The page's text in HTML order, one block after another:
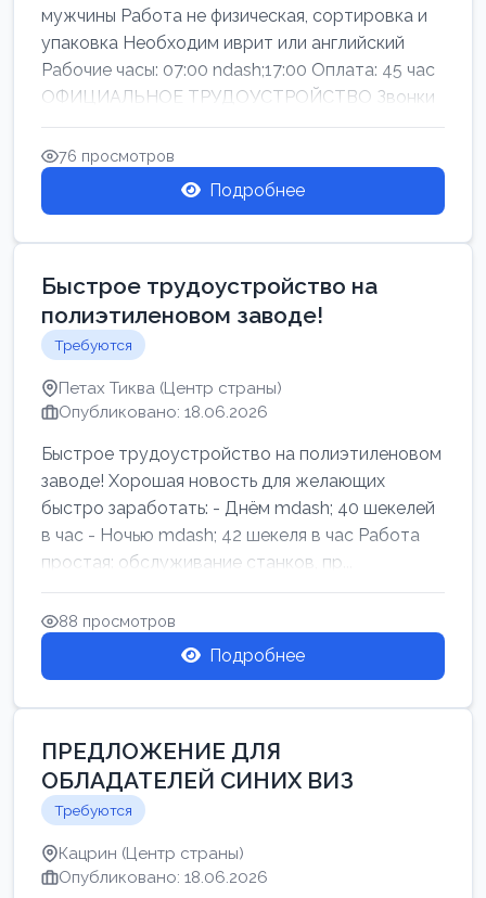
мужчины Работа не физическая, сортировка и
упаковка Необходим иврит или английский
Рабочие часы: 07:00 ndash;17:00 Оплата: 45 час
ОФИЦИАЛЬНОЕ ТРУДОУСТРОЙСТВО Звонки
76 просмотров
Подробнее
Быстрое трудоустройство на
полиэтиленовом заводе!
Требуются
Петах Тиква (Центр страны)
Опубликовано: 18.06.2026
Быстрое трудоустройство на полиэтиленовом
заводе! Хорошая новость для желающих
быстро заработать: - Днём mdash; 40 шекелей
в час - Ночью mdash; 42 шекеля в час Работа
простая: обслуживание станков, пр...
88 просмотров
Подробнее
ПРЕДЛОЖЕНИЕ ДЛЯ
ОБЛАДАТЕЛЕЙ СИНИХ ВИЗ
Требуются
Кацрин (Центр страны)
Опубликовано: 18.06.2026